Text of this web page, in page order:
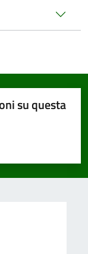
su questa